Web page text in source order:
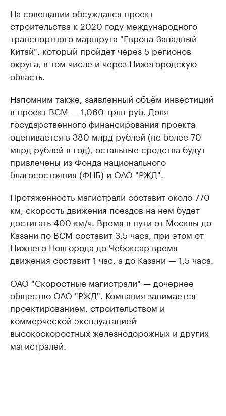
На совещании обсуждался проект
строительства к 2020 году международного
транспортного маршрута "Европа-Западный
Китай", который пройдет через 5 регионов
округа, в том числе и через Нижегородскую
область.
Напомним также, заявленный объём инвестиций
в проект ВСМ — 1,060 трлн руб. Доля
государственного финансирования проекта
оценивается в 380 млрд рублей (не более 70
млрд рублей в год), остальные средства будут
привлечены из Фонда национального
благосостояния (ФНБ) и ОАО "РЖД".
Протяженность магистрали составит около 770
км, скорость движения поездов на нем будет
достигать 400 км/ч. Время в пути от Москвы до
Казани по ВСМ составит 3,5 часа, при этом от
Нижнего Новгорода до Чебоксар время
движения составит 1 час, а до Казани — 1,5 часа.
ОАО "Скоростные магистрали" — дочернее
общество ОАО "РЖД". Компания занимается
проектированием, строительством и
коммерческой эксплуатацией
высокоскоростных железнодорожных и других
магистралей.